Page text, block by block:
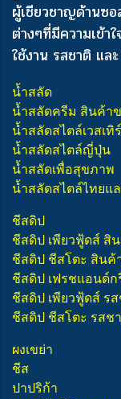
ผู้เชียวชาญด้านซอ
ต่างๆที่มีความเข้า
ใช้งาน รสชาติ แล
น้ำสลัด
น้ำสลัดครีม สินค้า
น้ำสลัดสไตล์เวสเทิ
น้ำสลัดสไตล์ญี่ปุ่น
น้ำสลัดเพื่อสุขภาพ
น้ำสลัดสไตล์ไทยแ
ชีสดิป
ชีสดิป เพียวฟู้ดส์ สิ
ชีสดิป ชีสโตะ สินค้
ชีสดิป เฟรชแอนด์
ชีสดิป เพียวฟู้ดส์ ร
ชีสดิป ชีสโตะ รสช
ผงเขย่า
ชีส
ปาปริก้า